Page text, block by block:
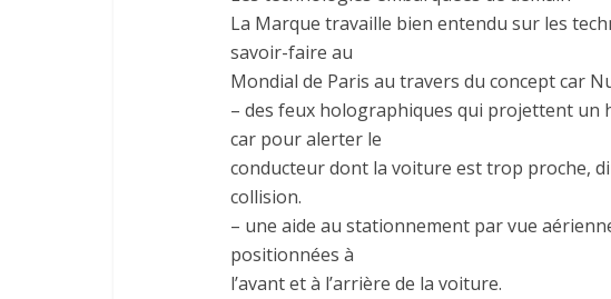
La Marque travaille bien entendu sur les
savoir-faire au
Mondial de Paris au travers du concept car
– des feux holographiques qui projettent un
car pour alerter le
conducteur dont la voiture est trop proche,
collision.
– une aide au stationnement par vue
positionnées à
l’avant et à l’arrière de la voiture.